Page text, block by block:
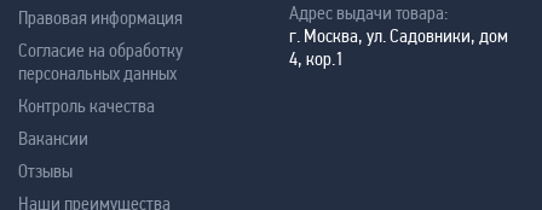
Правовая информация
Согласие на обработку
персональных данных
Контроль качества
Вакансии
Отзывы
Наши преимущества
Адрес выдачи товара:
г. Москва, ул. Садовники, дом
4, кор.1